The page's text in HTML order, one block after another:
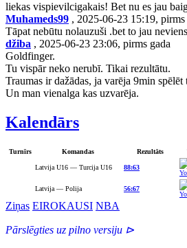
liekas vispievilcigakais! Bet nu es jau
Muhameds99 , 2025-06-23 15:19, pirms
Tāpat nebūtu nolauzuši .bet to jau
džiba , 2025-06-23 23:06, pirms gada
Goldfinger.
Tu vispār neko nerubī. Tikai rezultātu.
Traumas ir dažādas, ja varēja 9min spēlēt
Un man vienalga kas uzvarēja.
Kalendārs
Turnīrs Komandas Rezultāts
Latvija U16 — Turcija U16 88:63
Latvija — Polija 56:67
Ziņas EIROKAUSI NBA
Pārslēgties uz pilno versiju ⊳